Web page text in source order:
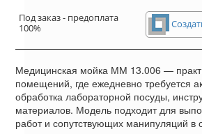
Под заказ - предоплата
100%
Медицинская мойка ММ 13.006 —
помещений, где ежедневно требуется
обработка лабораторной посуды,
материалов. Модель подходит для
работ и сопутствующих манипуляций в